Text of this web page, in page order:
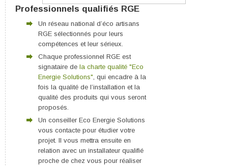
Professionnels qualifiés RGE
Un réseau national d’éco artisans
RGE sélectionnés pour leurs
compétences et leur sérieux.
Chaque professionnel RGE est
signataire dela charte qualité "Eco
Energie Solutions", qui encadre à la
fois la qualité de l’installation et la
qualité des produits qui vous seront
proposés.
Un conseiller Eco Energie Solutions
vous contacte pour étudier votre
projet. Il vous mettra ensuite en
relation avec un installateur qualifié
proche de chez vous pour réaliser